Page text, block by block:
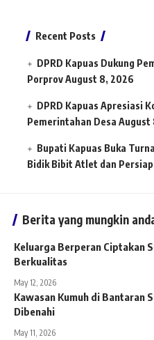
Recent Posts
DPRD Kapuas Dukung
PorprovAugust 8, 2026
DPRD Kapuas Apresiasi
Pemerintahan Desa August
Bupati Kapuas Buka
Bidik Bibit Atlet dan
Berita yang mungkin
Keluarga Berperan Ciptakan
Berkualitas
May 12, 2026
Kawasan Kumuh di Bantaran
Dibenahi
May 11, 2026